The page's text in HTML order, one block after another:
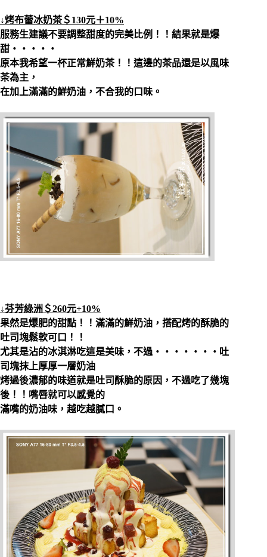
↓烤布蕾冰奶茶＄130元＋10%
服務生建議不要調整甜度的完美比例！！結果就是爆
甜‧‧‧‧‧
原本我希望一杯正常鮮奶茶！！這邊的茶品還是以風味
茶為主，
在加上滿滿的鮮奶油，不合我的口味。
↓芬芳綠洲＄260元+10%
果然是爆肥的甜點！！滿滿的鮮奶油，搭配烤的酥脆的
吐司塊鬆軟可口！！
尤其是沾的冰淇淋吃這是美味，不過‧‧‧‧‧‧‧吐
司塊抹上厚厚一層奶油
烤過後濃郁的味道就是吐司酥脆的原因，不過吃了幾塊
後！！嘴唇就可以感覺的
滿嘴的奶油味，越吃越膩口。